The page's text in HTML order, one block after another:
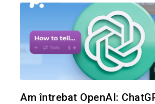
Am întrebat OpenAI: